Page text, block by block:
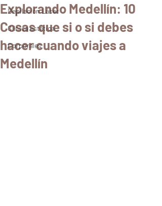
Depilación Láser
Clínica estética
Corporales
Explorando Medellín: 10
Cosas que si o si debes
hacer cuando viajes a
Medellín